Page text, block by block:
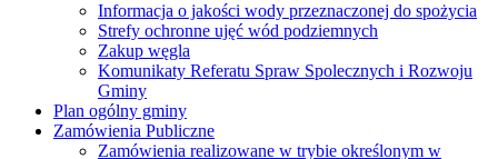
Informacja o jakości wody przeznaczonej do spożycia
Strefy ochronne ujęć wód podziemnych
Zakup węgla
Komunikaty Referatu Spraw Spolecznych i Rozwoju
Gminy
Plan ogólny gminy
Zamówienia Publiczne
Zamówienia realizowane w trybie określonym w